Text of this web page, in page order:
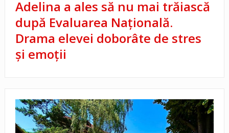
Adelina a ales să nu mai trăiască
după Evaluarea Națională.
Drama elevei doborâte de stres
şi emoţii